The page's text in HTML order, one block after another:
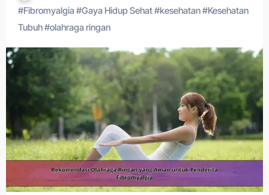
#Fibromyalgia#Gaya Hidup Sehat#kesehatan#Kesehatan
Tubuh#olahraga ringan